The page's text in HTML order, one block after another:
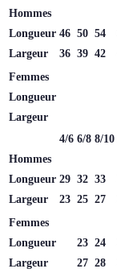
Hommes
Longueur 46 50 54
Largeur
36 39 42
Femmes
Longueur
Largeur
4/6 6/8 8/10
Hommes
Longueur 29 32 33
Largeur
23 25 27
Femmes
Longueur
23 24
Largeur
27 28